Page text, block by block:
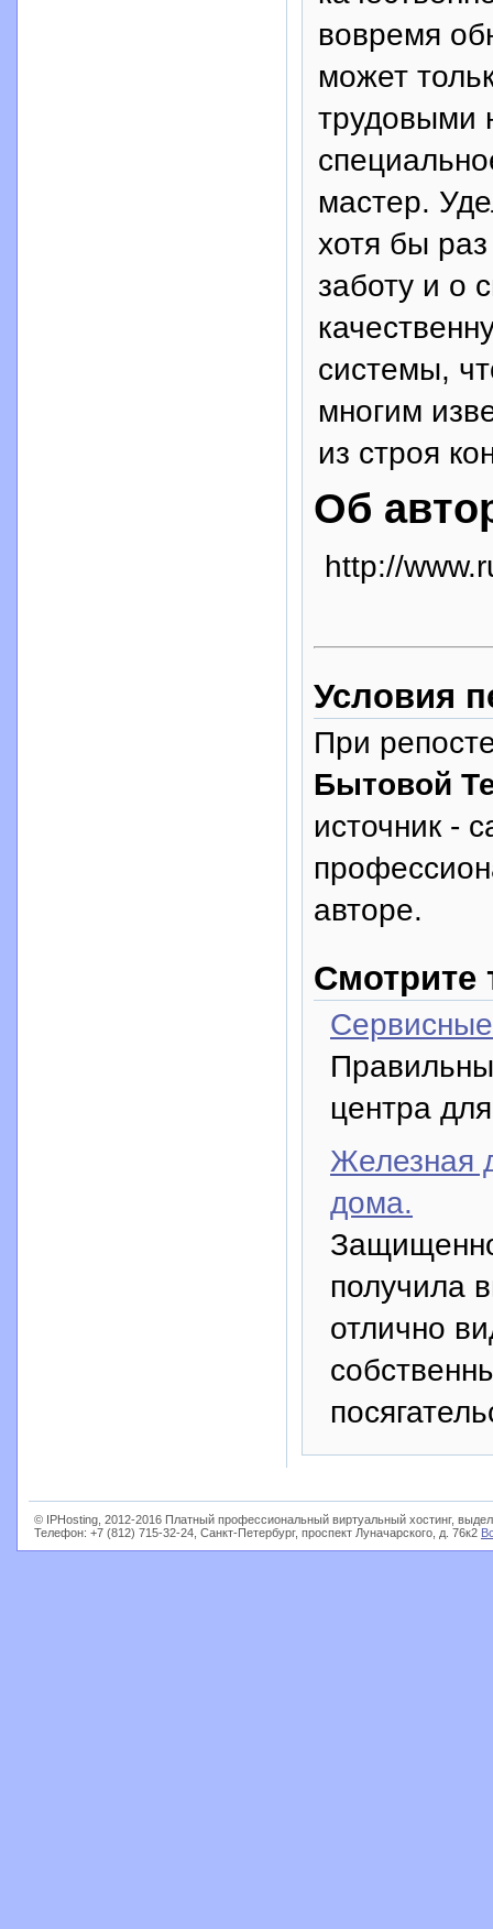
вовремя
может
трудовыми
мастер.
хотя бы
заботу и о
системы,
многим
из строя
Об
http://
Условия
При
Бытовой
источник -
авторе.
Смотрите
центра
Железная
дома.
получила
отлично
© IPHosting, 2012-2016 Платный профессиональный виртуальный хостинг,
Телефон: +7 (812) 715-32-24, Санкт-Петербург, проспект Луначарского, д. 76к2